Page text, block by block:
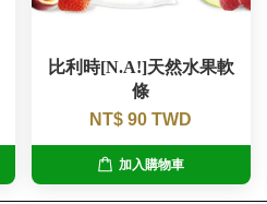
比利時[N.A!]天然水果軟
條
NT$ 90 TWD
加入購物車